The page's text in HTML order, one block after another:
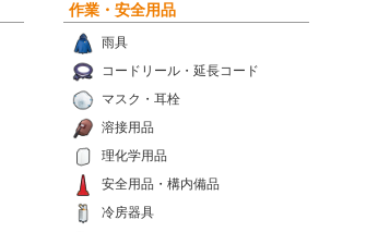
作業・安全用品
雨具
コードリール・延長コード
マスク・耳栓
溶接用品
理化学用品
安全用品・構内備品
冷房器具